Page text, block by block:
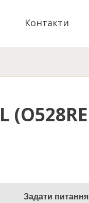
Контакти
Задати питання